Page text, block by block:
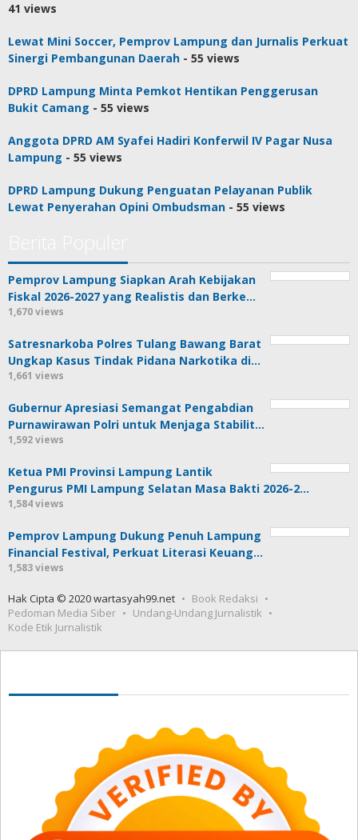
41 views
Lewat Mini Soccer, Pemprov Lampung dan Jurnalis Perkuat
Sinergi Pembangunan Daerah - 55 views
DPRD Lampung Minta Pemkot Hentikan Penggerusan
Bukit Camang - 55 views
Anggota DPRD AM Syafei Hadiri Konferwil IV Pagar Nusa
Lampung - 55 views
DPRD Lampung Dukung Penguatan Pelayanan Publik
Lewat Penyerahan Opini Ombudsman - 55 views
Pemprov Lampung Siapkan Arah Kebijakan
Fiskal 2026-2027 yang Realistis dan Berke…
1,670 views
Satresnarkoba Polres Tulang Bawang Barat
Ungkap Kasus Tindak Pidana Narkotika di…
1,661 views
Gubernur Apresiasi Semangat Pengabdian
Purnawirawan Polri untuk Menjaga Stabilit…
1,592 views
Ketua PMI Provinsi Lampung Lantik
Pengurus PMI Lampung Selatan Masa Bakti 2026-2…
1,584 views
Pemprov Lampung Dukung Penuh Lampung
Financial Festival, Perkuat Literasi Keuang…
1,583 views
Hak Cipta © 2020 wartasyah99.net
Book Redaksi
Pedoman Media Siber
Undang-Undang Jurnalistik
Kode Etik Jurnalistik